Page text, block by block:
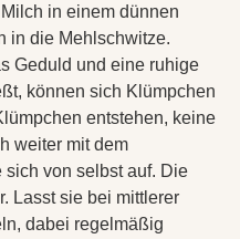
in einem dünnen
in die Mehlschwitze.
Geduld und eine ruhige
können sich Klümpchen
entstehen, keine
weiter mit dem
von selbst auf. Die
Lasst sie bei mittlerer
dabei regelmäßig